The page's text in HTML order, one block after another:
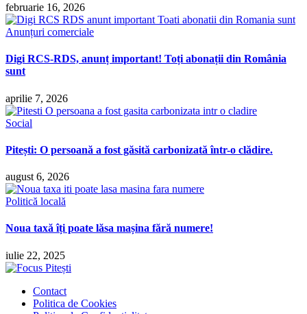
februarie 16, 2026
Anunțuri comerciale
Digi RCS-RDS, anunț important! Toți abonații din România
sunt
aprilie 7, 2026
Social
Pitești: O persoană a fost găsită carbonizată într-o clădire.
august 6, 2026
Politică locală
Noua taxă îți poate lăsa mașina fără numere!
iulie 22, 2025
Contact
Politica de Cookies